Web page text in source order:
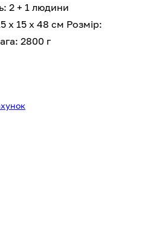
2 + 1 людини
x 15 х 48 см Розмір:
2800 г